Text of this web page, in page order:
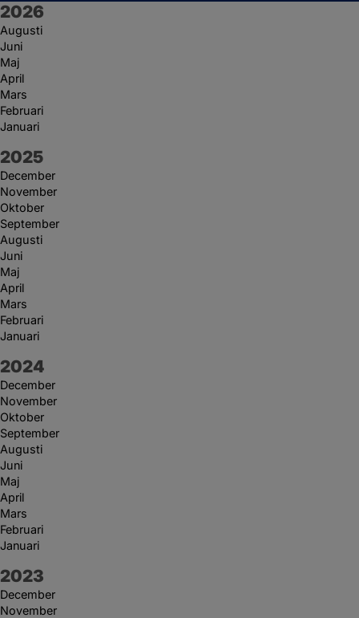
År:
2026
Augusti
Juni
Maj
April
Mars
Februari
Januari
År:
2025
December
November
Oktober
September
Augusti
Juni
Maj
April
Mars
Februari
Januari
År:
2024
December
November
Oktober
September
Augusti
Juni
Maj
April
Mars
Februari
Januari
År:
2023
December
November